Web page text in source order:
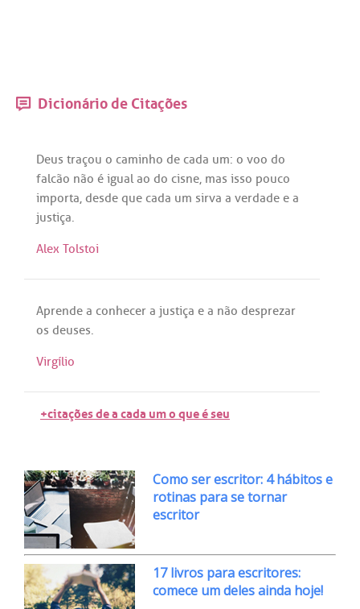
Dicionário de Citações
Deus traçou o caminho de cada um: o voo do
falcão não é igual ao do cisne, mas isso pouco
importa, desde que cada um sirva a verdade e a
justiça.
Alex Tolstoi
Aprende a conhecer a justiça e a não desprezar
os deuses.
Virgílio
+citações de a cada um o que é seu
Como ser escritor: 4 hábitos e
rotinas para se tornar
escritor
17 livros para escritores:
comece um deles ainda hoje!